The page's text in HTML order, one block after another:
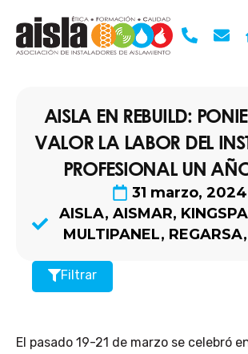
contenido
AISLA EN REBUILD:
VALOR LA LABOR DEL
PROFESIONAL UN
31 marzo, 2024
AISLA, AISMAR,
MULTIPANEL, REGARSA,
Filtrar
El pasado 19-21 de marzo se celebró